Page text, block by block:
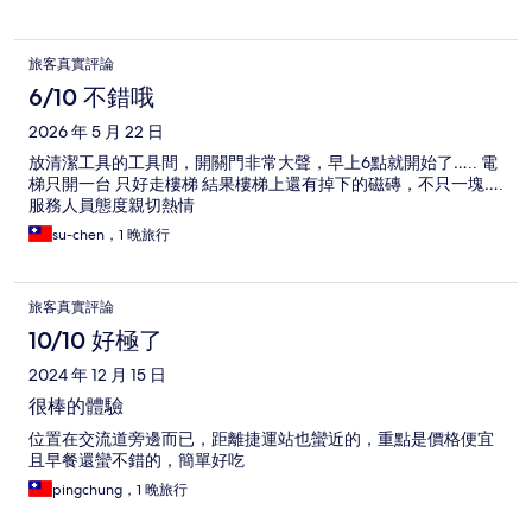
旅客真實評論
6/10 不錯哦
2026 年 5 月 22 日
放清潔工具的工具間，開關門非常大聲，早上6點就開始了….. 電
梯只開一台 只好走樓梯 結果樓梯上還有掉下的磁磚，不只一塊….
服務人員態度親切熱情
su-chen，1 晚旅行
旅客真實評論
10/10 好極了
2024 年 12 月 15 日
很棒的體驗
位置在交流道旁邊而已，距離捷運站也蠻近的，重點是價格便宜
且早餐還蠻不錯的，簡單好吃
pingchung，1 晚旅行